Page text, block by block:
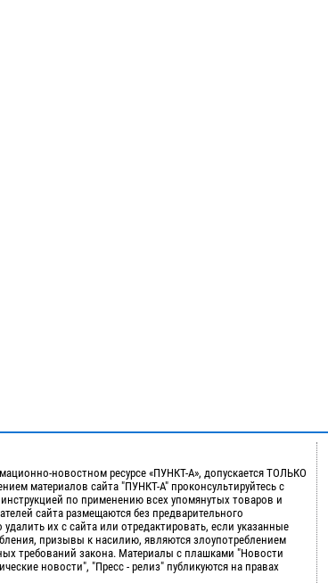
новостном ресурсе «ПУНКТ-А», допускается ТОЛЬКО
материалов сайта "ПУНКТ-А" проконсультируйтесь с
по применению всех упомянутых товаров и
сайта размещаются без предварительного
их с сайта или отредактировать, если указанные
призывы к насилию, являются злоупотреблением
требований закона. Материалы с плашками "Новости
новости", "Пресс - релиз" публикуются на правах